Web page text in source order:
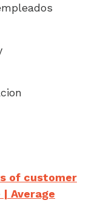
of customer
Average